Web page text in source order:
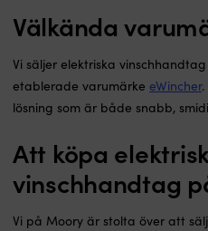
Välkända
Vi säljer elektriska
etablerade varumärke eWincher.
lösning som är både snabb,
Att köpa
vinschhandtag
Vi på Moory är stolta över att